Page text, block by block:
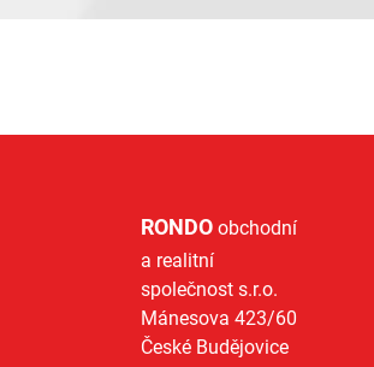
RONDO obchodní
a realitní
společnost s.r.o.
Mánesova 423/60
České Budějovice